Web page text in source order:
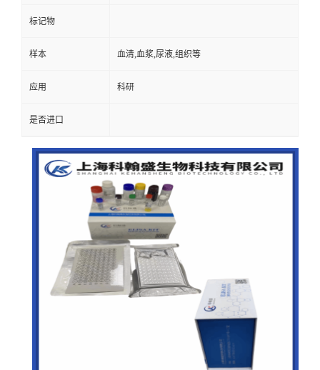
标记物
样本 血清,血浆,尿液,组织等
应用 科研
是否进口